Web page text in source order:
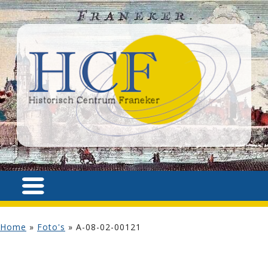
Home » Foto's » A-08-02-00121